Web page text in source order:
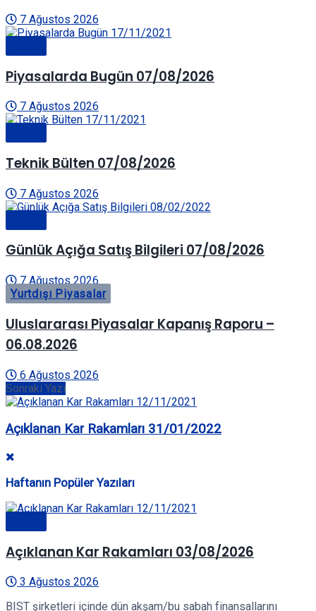
7 Ağustos 2026
Piyasalarda Bugün 07/08/2026
7 Ağustos 2026
Teknik Bülten 07/08/2026
7 Ağustos 2026
Günlük Açığa Satış Bilgileri 07/08/2026
7 Ağustos 2026
Yurtdışı Piyasalar
Uluslararası Piyasalar Kapanış Raporu –
06.08.2026
6 Ağustos 2026
Sonraki Yazı
Açıklanan Kar Rakamları 31/01/2022
Haftanın Popüler Yazıları
Açıklanan Kar Rakamları 03/08/2026
3 Ağustos 2026
BIST şirketleri içinde dün akşam/bu sabah finansallarını